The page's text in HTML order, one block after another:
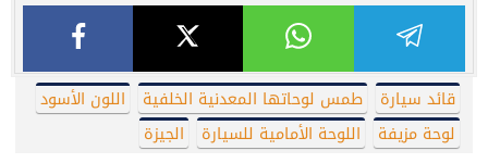
قائد سيارة طمس لوحاتها المعدنية الخلفية
اللون الأسود
لوحة مزيفة
اللوحة الأمامية للسيارة الجيزة